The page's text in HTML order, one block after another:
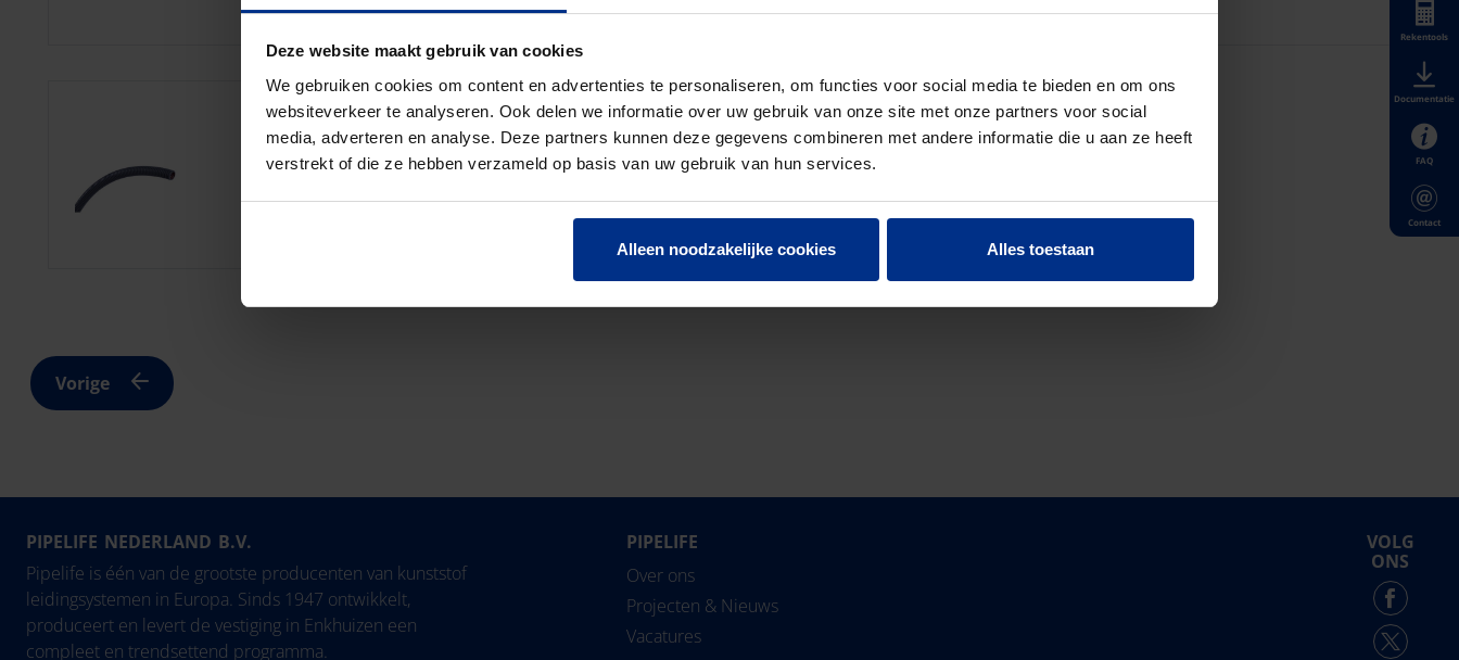
Deze website maakt gebruik van cookies
We gebruiken cookies om content en advertenties te personaliseren, om functies voor social media te bieden en om ons
websiteverkeer te analyseren. Ook delen we informatie over uw gebruik van onze site met onze partners voor social
media, adverteren en analyse. Deze partners kunnen deze gegevens combineren met andere informatie die u aan ze heeft
verstrekt of die ze hebben verzameld op basis van uw gebruik van hun services.
Alleen noodzakelijke cookies Alles toestaan
FLEXIBELE LF INSTALLATIEBUIZEN
PVC flexibele installatiebuizen met Low Friction
Vorige
Rekentools
Documentatie
FAQ
Contact
PIPELIFE NEDERLAND B.V.
Pipelife is één van de grootste producenten van kunststof
leidingsystemen in Europa. Sinds 1947 ontwikkelt,
produceert en levert de vestiging in Enkhuizen een
compleet en trendsettend programma.
PIPELIFE
Over ons
Projecten & Nieuws
Vacatures
VOLG
ONS